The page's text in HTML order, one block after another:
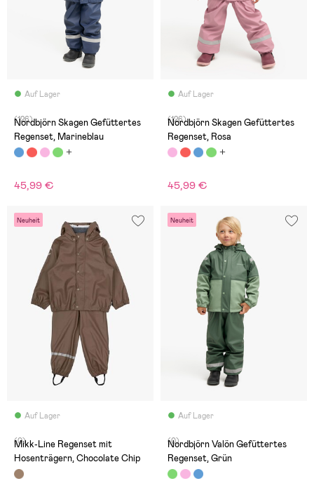
Auf Lager
(126)
Nordbjörn Skagen Gefüttertes
Regenset, Marineblau
45,99 €
Auf Lager
(126)
Nordbjörn Skagen Gefüttertes
Regenset, Rosa
45,99 €
Neuheit
Auf Lager
(0)
Mikk-Line Regenset mit
Hosenträgern, Chocolate Chip
Neuheit
Auf Lager
(0)
Nordbjörn Valön Gefüttertes
Regenset, Grün